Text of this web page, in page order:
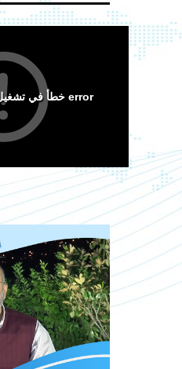
Tasarısı
Ümmetinden ve